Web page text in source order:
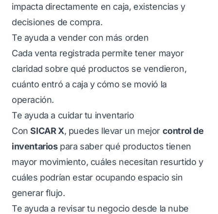
impacta directamente en caja, existencias y
decisiones de compra.
Te ayuda a vender con más orden
Cada venta registrada permite tener mayor
claridad sobre qué productos se vendieron,
cuánto entró a caja y cómo se movió la
operación.
Te ayuda a cuidar tu inventario
ConSICAR X, puedes llevar un mejor control de
inventariospara saber qué productos tienen
mayor movimiento, cuáles necesitan resurtido y
cuáles podrían estar ocupando espacio sin
generar flujo.
Te ayuda a revisar tu negocio desde la nube